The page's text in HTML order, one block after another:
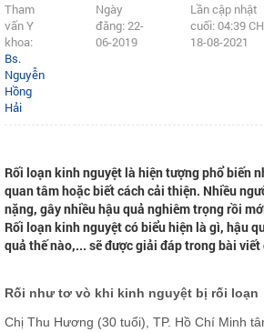
Tham
vấn Y
khoa:
Bs.
Nguyễn
Hồng
Hải
Ngày
đăng: 22-
06-2019
Lần cập nhật
cuối: 04:39 CH
18-08-2021
Rối loạn kinh nguyệt là hiện tượng phổ biến
quan tâm hoặc biết cách cải thiện. Nhiều
nặng, gây nhiều hậu quả nghiêm trọng rồi
Rối loạn kinh nguyệt có biểu hiện là gì, hậu
quả thế nào,... sẽ được giải đáp trong bài viết
Rối như tơ vò khi kinh nguyệt bị rối loạn
Chị Thu Hương (30 tuổi), TP. Hồ Chí Minh